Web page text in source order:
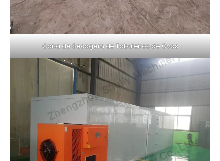
Caixa de Secagem de Tabuleiros de Ovos